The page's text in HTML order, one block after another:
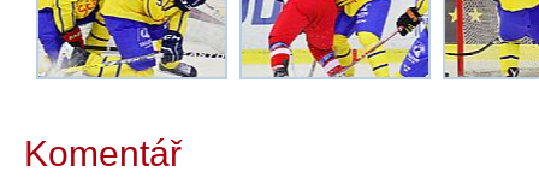
Komentář